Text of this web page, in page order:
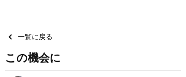
一覧に戻る
この機会に